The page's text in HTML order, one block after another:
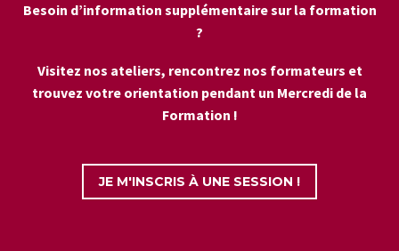
Besoin d’information supplémentaire sur la formation
?
Visitez nos ateliers, rencontrez nos formateurs et
trouvez votre orientation pendant un Mercredi de la
Formation !
JE M'INSCRIS À UNE SESSION !